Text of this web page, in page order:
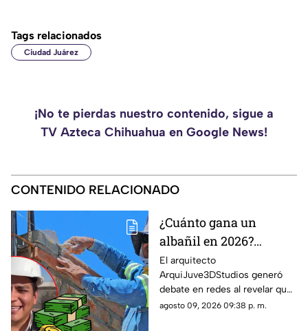
Tags relacionados
Ciudad Juárez
¡No te pierdas nuestro contenido, sigue a
TV Azteca Chihuahua en Google News!
CONTENIDO RELACIONADO
¿Cuánto gana un
albañil en 2026?
ArquiJuve revela
cuánto paga por
semana a sus
trabajadores
El arquitecto
ArquiJuve3DStudios generó
debate en redes al revelar que
sus albañiles reciben alrededor
agosto 09, 2026 09:38 p. m.